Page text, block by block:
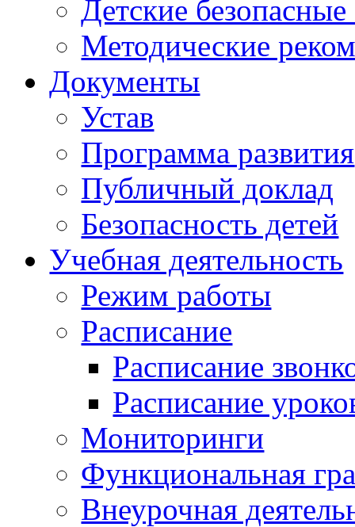
Детские
Методические
Документы
Устав
Программа развития
Публичный доклад
Безопасность детей
Учебная деятельность
Режим работы
Расписание
Расписание
Расписание
Мониторинги
Функциональная
Внеурочная